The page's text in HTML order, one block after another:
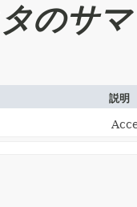
のサ
説明